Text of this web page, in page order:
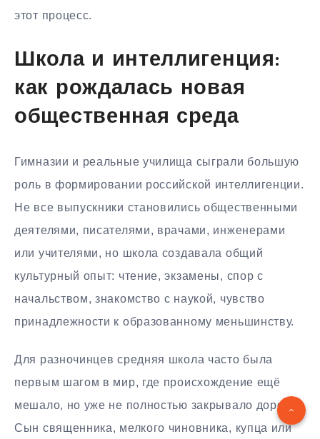
этот процесс.
Школа и интеллигенция:
как рождалась новая
общественная среда
Гимназии и реальные училища сыграли большую
роль в формировании российской интеллигенции.
Не все выпускники становились общественными
деятелями, писателями, врачами, инженерами
или учителями, но школа создавала общий
культурный опыт: чтение, экзамены, спор с
начальством, знакомство с наукой, чувство
принадлежности к образованному меньшинству.
Для разночинцев средняя школа часто была
первым шагом в мир, где происхождение ещё
мешало, но уже не полностью закрывало дорогу.
Сын священника, мелкого чиновника, купца или